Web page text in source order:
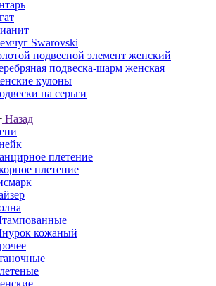
Swarovski
подвесной элемент женcкий
подвеска-шарм женская
кулоны
на серьги
Назад
плетение
плетение
кожаный